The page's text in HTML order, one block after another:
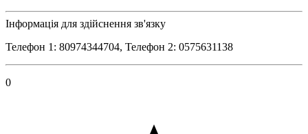
Інформація для здійснення зв'язку
Телефон 1: 80974344704, Телефон 2: 0575631138
0